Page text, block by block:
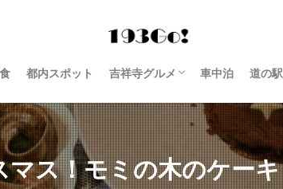
都内スポット 吉祥寺グルメ
西荻窪 グルメ
車中泊 道の駅
ス！モミの木のケーキ